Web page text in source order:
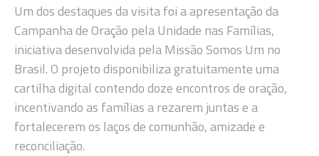
Um dos destaques da visita foi a apresentação da
Campanha de Oração pela Unidade nas Famílias,
iniciativa desenvolvida pela Missão Somos Um no
Brasil. O projeto disponibiliza gratuitamente uma
cartilha digital contendo doze encontros de oração,
incentivando as famílias a rezarem juntas e a
fortalecerem os laços de comunhão, amizade e
reconciliação.